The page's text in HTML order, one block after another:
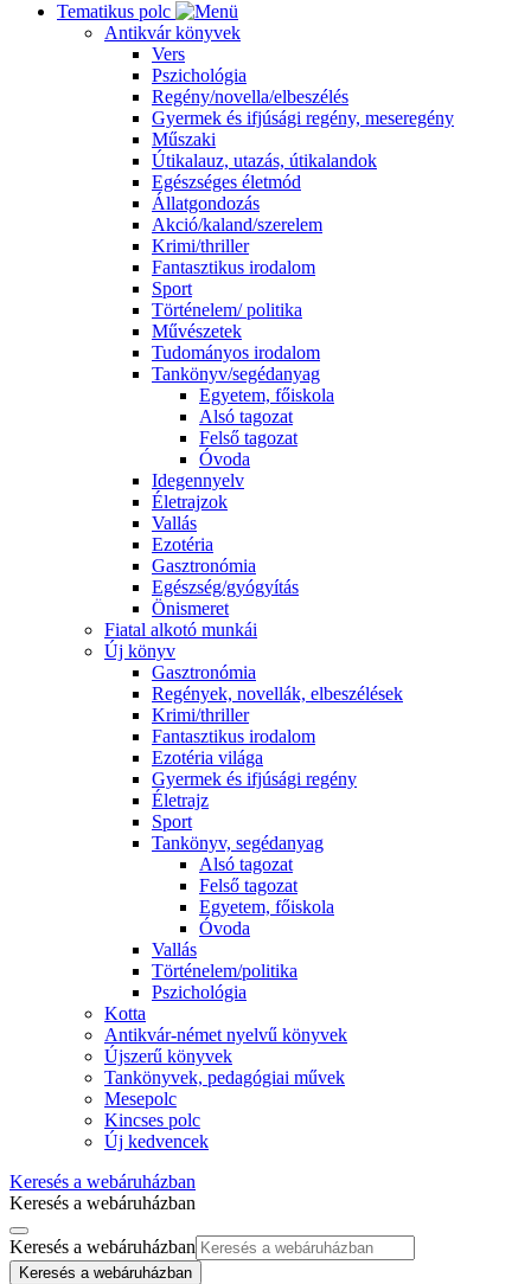
Tematikus polc
Antikvár könyvek
Vers
Pszichológia
Regény/novella/elbeszélés
Gyermek és ifjúsági regény, meseregény
Műszaki
Útikalauz, utazás, útikalandok
Egészséges életmód
Állatgondozás
Akció/kaland/szerelem
Krimi/thriller
Fantasztikus irodalom
Sport
Történelem/ politika
Művészetek
Tudományos irodalom
Tankönyv/segédanyag
Egyetem, főiskola
Alsó tagozat
Felső tagozat
Óvoda
Idegennyelv
Életrajzok
Vallás
Ezotéria
Gasztronómia
Egészség/gyógyítás
Önismeret
Fiatal alkotó munkái
Új könyv
Gasztronómia
Regények, novellák, elbeszélések
Krimi/thriller
Fantasztikus irodalom
Ezotéria világa
Gyermek és ifjúsági regény
Életrajz
Sport
Tankönyv, segédanyag
Alsó tagozat
Felső tagozat
Egyetem, főiskola
Óvoda
Vallás
Történelem/politika
Pszichológia
Kotta
Antikvár-német nyelvű könyvek
Újszerű könyvek
Tankönyvek, pedagógiai művek
Mesepolc
Kincses polc
Új kedvencek
Keresés a webáruházban
Keresés a webáruházban
Keresés a webáruházban
Keresés a webáruházban